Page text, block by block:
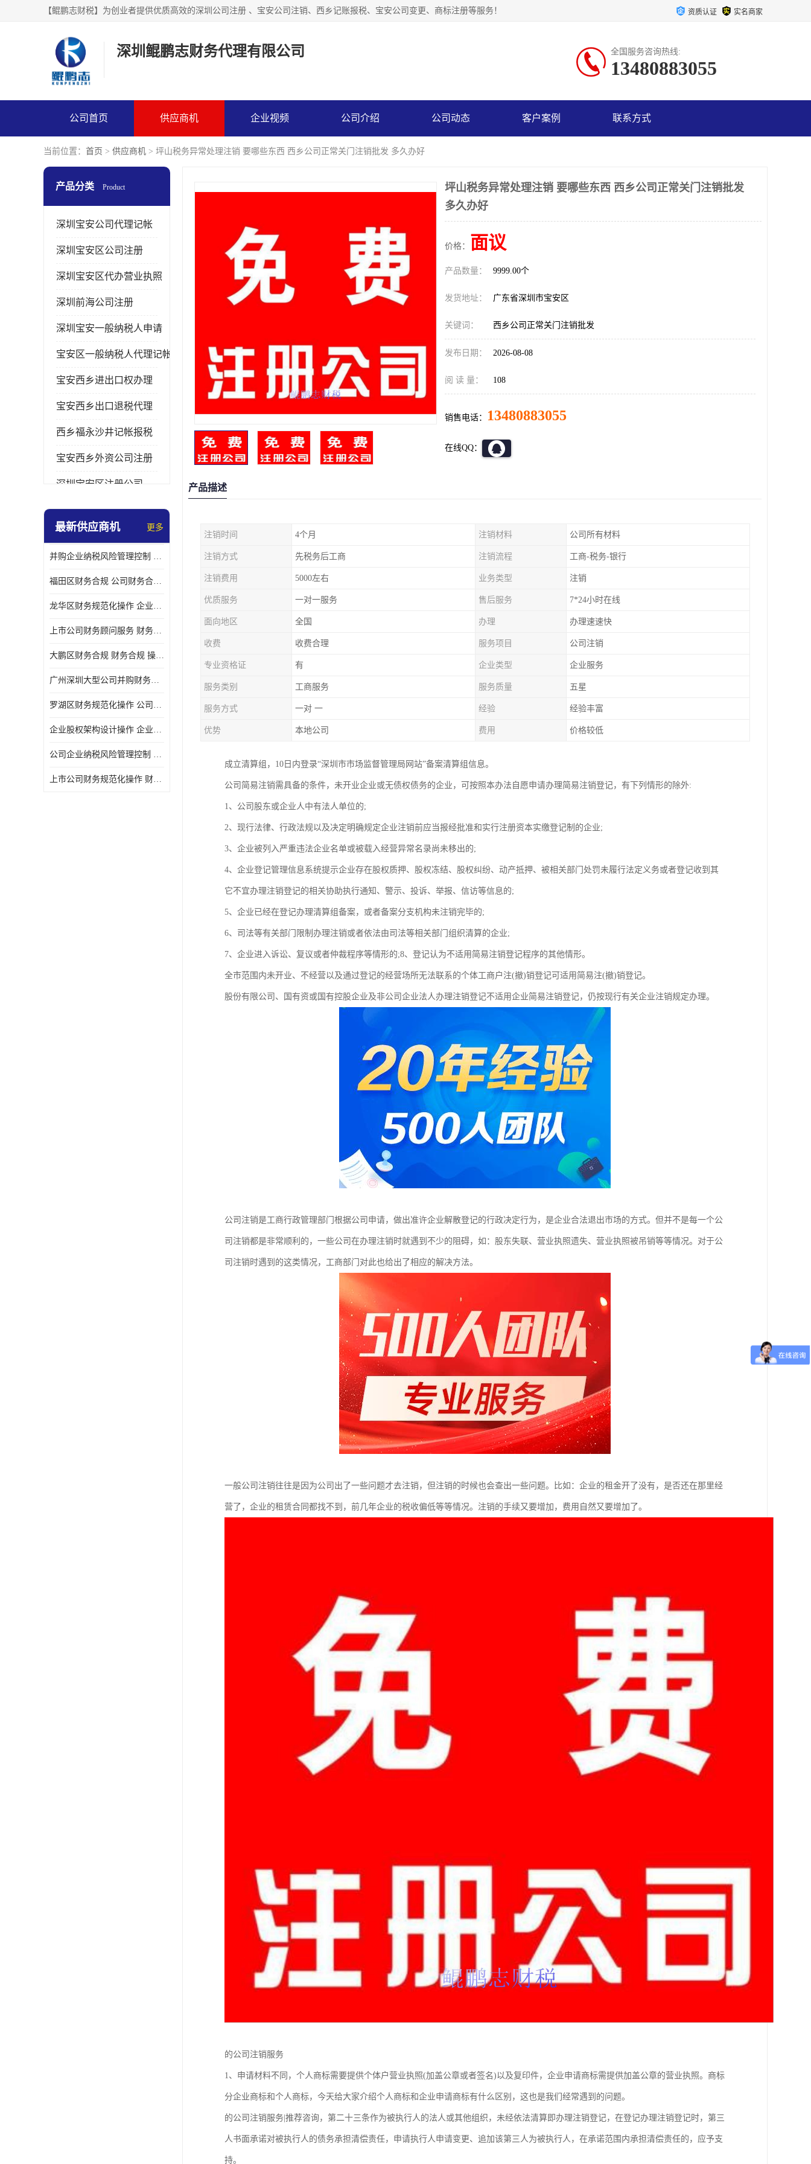
【鲲鹏志财税】为创业者提供优质高效的深圳公司注册 、宝安公司注销、西乡记账报税、宝安公司变更、商标注册等服务！ 资质认证 实名商家
深圳鲲鹏志财务代理有限公司 全国服务咨询热线:
13480883055
公司首页 供应商机 企业视频 公司介绍 公司动态 客户案例 联系方式
当前位置： 首页 > 供应商机 > 坪山税务异常处理注销 要哪些东西 西乡公司正常关门注销批发 多久办好
产品分类 Product
深圳宝安公司代理记帐
深圳宝安区公司注册
深圳宝安区代办营业执照
深圳前海公司注册
深圳宝安一般纳税人申请
宝安区一般纳税人代理记帐
宝安西乡进出口权办理
宝安西乡出口退税代理
西乡福永沙井记帐报税
宝安西乡外资公司注册
深圳宝安区注册公司
宝安西乡办理营业执照
宝安西乡代理记帐
注册公司
最新供应商机 更多
并购企业纳税风险管理控制 企业纳税风险管理控制 如何操作
福田区财务合规 公司财务合规 如何处理实现税务*风险
龙华区财务规范化操作 企业纳税风险管理控制 操作起来简单易行
上市公司财务顾问服务 财务合规 如何才能达到目标
大鹏区财务合规 财务合规 操作起来简单易行
广州深圳大型公司并购财务顾问 财务规范化操作 办理要多长时间
罗湖区财务规范化操作 公司财务合规 盛莱企管
企业股权架构设计操作 企业纳税风险管理控制 怎样操作税务合规
公司企业纳税风险管理控制 财务顾问 操作起来简单易行
上市公司财务规范化操作 财务规范化操作 如何操作
坪山税务异常处理注销 要哪些东西 西乡公司正常关门注销批发
多久办好
价格： 面议
产品数量： 9999.00个
发货地址： 广东省深圳市宝安区
关键词： 西乡公司正常关门注销批发
发布日期： 2026-08-08
阅 读 量： 108
销售电话： 13480883055
在线QQ：
产品描述
注销时间 4个月 注销材料 公司所有材料
注销方式 先税务后工商 注销流程 工商-税务-银行
注销费用 5000左右 业务类型 注销
优质服务 一对一服务 售后服务 7*24小时在线
面向地区 全国 办理 办理速速快
收费 收费合理 服务项目 公司注销
专业资格证 有 企业类型 企业服务
服务类别 工商服务 服务质量 五星
服务方式 一对 一 经验 经验丰富
优势 本地公司 费用 价格较低
成立清算组，10日内登录“深圳市市场监督管理局网站”备案清算组信息。
公司简易注销需具备的条件，未开业企业或无债权债务的企业，可按照本办法自愿申请办理简易注销登记，有下列情形的除外:
1、公司股东或企业人中有法人单位的;
2、现行法律、行政法规以及决定明确规定企业注销前应当报经批准和实行注册资本实缴登记制的企业;
3、企业被列入严重违法企业名单或被载入经营异常名录尚未移出的;
4、企业登记管理信息系统提示企业存在股权质押、股权冻结、股权纠纷、动产抵押、被相关部门处罚未履行法定义务或者登记收到其
它不宜办理注销登记的相关协助执行通知、警示、投诉、举报、信访等信息的;
5、企业已经在登记办理清算组备案，或者备案分支机构未注销完毕的;
6、司法等有关部门限制办理注销或者依法由司法等相关部门组织清算的企业;
7、企业进入诉讼、复议或者仲裁程序等情形的;8、登记认为不适用简易注销登记程序的其他情形。
全市范围内未开业、不经营以及通过登记的经营场所无法联系的个体工商户注(撤)销登记可适用简易注(撤)销登记。
股份有限公司、国有资或国有控股企业及非公司企业法人办理注销登记不适用企业简易注销登记，仍按现行有关企业注销规定办理。
公司注销是工商行政管理部门根据公司申请，做出准许企业解散登记的行政决定行为，是企业合法退出市场的方式。但并不是每一个公
司注销都是非常顺利的，一些公司在办理注销时就遇到不少的阻碍，如：股东失联、营业执照遗失、营业执照被吊销等等情况。对于公
司注销时遇到的这类情况，工商部门对此也给出了相应的解决方法。
一般公司注销往往是因为公司出了一些问题才去注销，但注销的时候也会查出一些问题。比如：企业的租金开了没有，是否还在那里经
营了，企业的租赁合同都找不到，前几年企业的税收偏低等等情况。注销的手续又要增加，费用自然又要增加了。
的公司注销服务
1、申请材料不同，个人商标需要提供个体户营业执照(加盖公章或者签名)以及复印件，企业申请商标需提供加盖公章的营业执照。商标
分企业商标和个人商标，今天给大家介绍个人商标和企业申请商标有什么区别，这也是我们经常遇到的问题。
的公司注销服务|推荐咨询，第二十三条作为被执行人的法人或其他组织，未经依法清算即办理注销登记，在登记办理注销登记时，第三
人书面承诺对被执行人的债务承担清偿责任，申请执行人申请变更、追加该第三人为被执行人，在承诺范围内承担清偿责任的，应予支
持。